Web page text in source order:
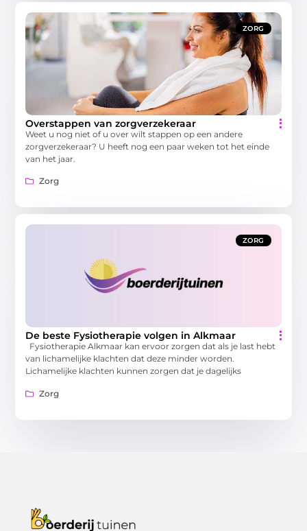
ZORG
Overstappen van zorgverzekeraar
Weet u nog niet of u over wilt stappen op een andere
zorgverzekeraar? U heeft nog een paar weken tot het einde
van het jaar.
Zorg
ZORG
De beste Fysiotherapie volgen in Alkmaar
Fysiotherapie Alkmaar kan ervoor zorgen dat als je last hebt
van lichamelijke klachten dat deze minder worden.
Lichamelijke klachten kunnen zorgen dat je dagelijks
Zorg